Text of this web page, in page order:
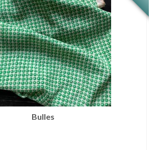
Bulles